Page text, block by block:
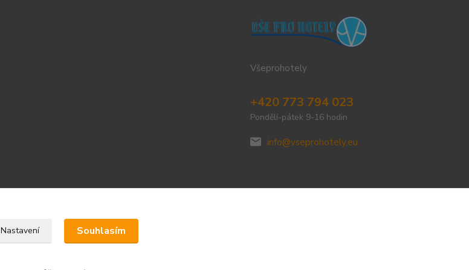
Všeprohotely
+420 773 794 023
Pondělí-pátek 9-16 hodin
info@vseprohotely.eu
Upravit sběr cookies.
Nastavení Souhlasím